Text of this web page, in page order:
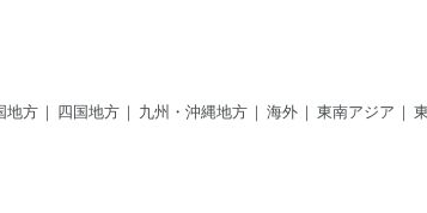
地方 四国地方 九州・沖縄地方 海外 東南アジア